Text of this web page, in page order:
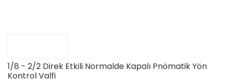
1/8 - 2/2 Direk Etkili Normalde Kapalı Pnömatik Yön
Kontrol Valfi